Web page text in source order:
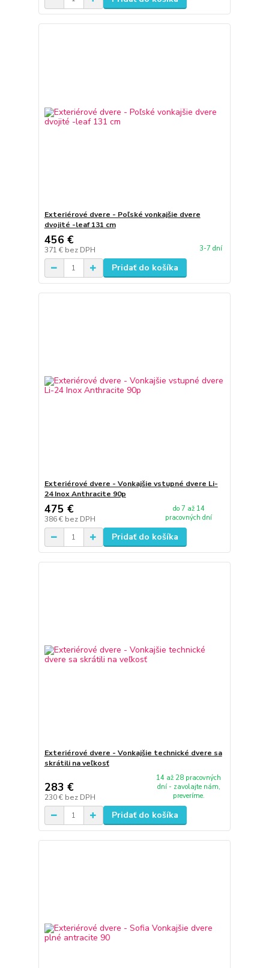
Exteriérové dvere - Poľské vonkajšie dvere
dvojité -leaf 131 cm
456 €
371 € bez DPH 3-7 dní
Pridať do košíka
Exteriérové dvere - Vonkajšie vstupné dvere Li-
24 Inox Anthracite 90p
475 €
386 € bez DPH
do 7 až 14
pracovných dní
Pridať do košíka
Exteriérové dvere - Vonkajšie technické dvere sa
skrátili na veľkosť
283 €
230 € bez DPH
14 až 28 pracovných
dní - zavolajte nám,
preveríme.
Pridať do košíka